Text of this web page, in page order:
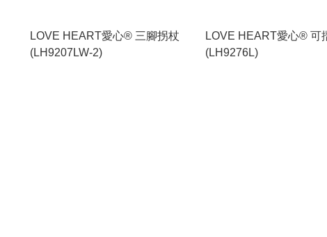
LOVE HEART愛心® 三腳拐杖
(LH9207LW-2)
LOVE HEART愛心® 可
(LH9276L)